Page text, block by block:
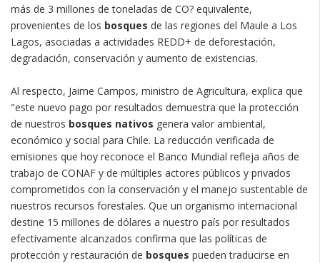
más de 3 millones de toneladas de CO? equivalente,
provenientes de los bosques de las regiones del Maule a Los
Lagos, asociadas a actividades REDD+ de deforestación,
degradación, conservación y aumento de existencias.
Al respecto, Jaime Campos, ministro de Agricultura, explica que
"este nuevo pago por resultados demuestra que la protección
de nuestros bosques nativos genera valor ambiental,
económico y social para Chile. La reducción verificada de
emisiones que hoy reconoce el Banco Mundial refleja años de
trabajo de CONAF y de múltiples actores públicos y privados
comprometidos con la conservación y el manejo sustentable de
nuestros recursos forestales. Que un organismo internacional
destine 15 millones de dólares a nuestro país por resultados
efectivamente alcanzados confirma que las políticas de
protección y restauración de bosques pueden traducirse en